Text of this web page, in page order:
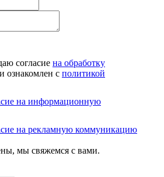
согласие на обработку
и ознакомлен с политикой
на информационную
на рекламную коммуникацию
мы свяжемся с вами.